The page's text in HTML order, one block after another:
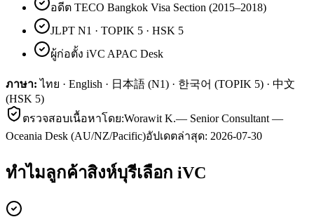
อดีต TECO Bangkok Visa Section (2015–2018)
JLPT N1 · TOPIK 5 · HSK 5
ผู้ก่อตั้ง iVC APAC Desk
ภาษา: ไทย · English · 日本語 (N1) · 한국어 (TOPIK 5) · 中文
(HSK 5)
ตรวจสอบเนื้อหาโดย:Worawit K.— Senior Consultant —
Oceania Desk (AU/NZ/Pacific)อัปเดตล่าสุด: 2026-07-30
ทำไมลูกค้าสิงห์บุรีเลือก iVC